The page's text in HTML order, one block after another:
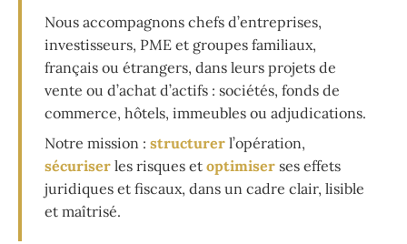
Nous accompagnons chefs d’entreprises,
investisseurs, PME et groupes familiaux,
français ou étrangers, dans leurs projets de
vente ou d’achat d’actifs : sociétés, fonds de
commerce, hôtels, immeubles ou adjudications.
Notre mission : structurer l’opération,
sécuriser les risques et optimiser ses effets
juridiques et fiscaux, dans un cadre clair, lisible
et maîtrisé.